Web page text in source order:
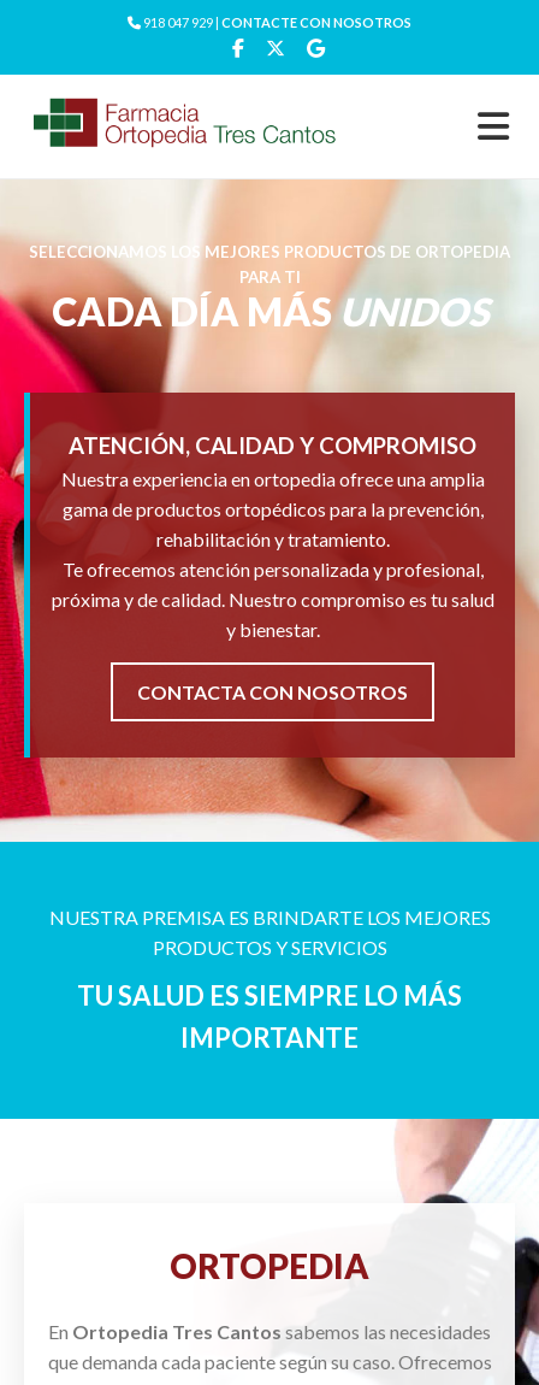
918 047 929 | CONTACTE CON NOSOTROS
SELECCIONAMOS LOS MEJORES PRODUCTOS DE ORTOPEDIA
PARA TI
CADA DÍA MÁSUNIDOS
ATENCIÓN, CALIDAD Y COMPROMISO
Nuestra experiencia en ortopedia ofrece una amplia
gama de productos ortopédicos para la prevención,
rehabilitación y tratamiento.
Te ofrecemos atención personalizada y profesional,
próxima y de calidad. Nuestro compromiso es tu salud
y bienestar.
CONTACTA CON NOSOTROS
NUESTRA PREMISA ES BRINDARTE LOS MEJORES
PRODUCTOS Y SERVICIOS
TU SALUD ES SIEMPRE LO MÁS
IMPORTANTE
ORTOPEDIA
En Ortopedia Tres Cantos sabemos las necesidades
que demanda cada paciente según su caso. Ofrecemos